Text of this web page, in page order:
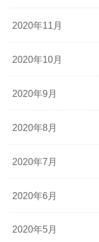
2020年11月
2020年10月
2020年9月
2020年8月
2020年7月
2020年6月
2020年5月